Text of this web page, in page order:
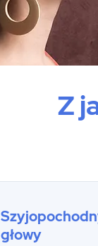
Z
głowy